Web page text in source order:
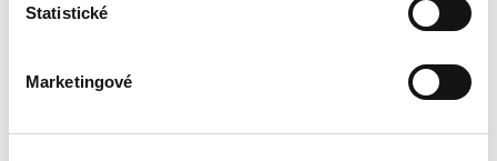
Statistické
Marketingové
Publikace pojednává o předpokladech vzniku
podle § 2933 až 2935 ObčZ. Nejde ale pouze o